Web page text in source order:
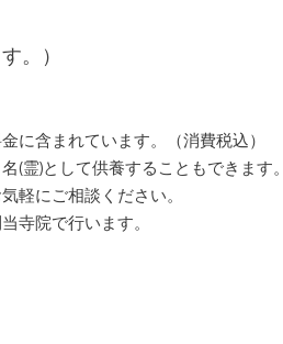
。）
に含まれています。（消費税込）
(霊)として供養することもできます
軽にご相談ください。
寺院で行います。